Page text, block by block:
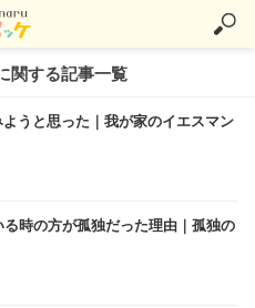
関する記事一覧
うと思った｜我が家のイエスマン
時の方が孤独だった理由｜孤独の